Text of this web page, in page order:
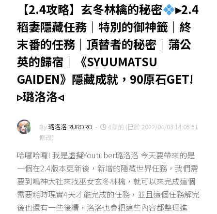
【2.4攻略】玄冬林檎的秘密
▸2.4
稻妻隱藏任務｜特別的御神籤｜終
末番的任務｜頂替者的秘密｜蒲公
英的歸宿｜《SYUUMATSU
GAIDEN》隱藏成就，90原石GET!
▹璐洛洛◃
By璐洛洛 RURORO -
4年前 (已於 2022/04/03 14:05:51
修改)
哈囉哈囉! 我是虛擬Youtuber璐洛洛 今天要帶來的是
一個在2.4版本更新後，新增的隱藏世界任務，我們需
要到鳴神大社來找巫女玄冬林檎，就可以來完成這個
需要耗時現實4天才能完成的任務，並且這個任務解完
後也還有一些後續，洛洛也會把這些內容都整理進